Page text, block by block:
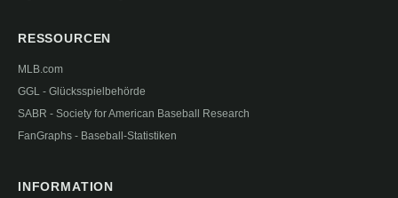
RESSOURCEN
MLB.com
GGL - Glücksspielbehörde
SABR - Society for American Baseball Research
FanGraphs - Baseball-Statistiken
INFORMATION